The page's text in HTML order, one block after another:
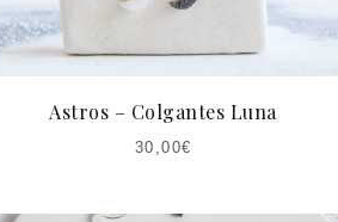
Astros – Colgantes Luna
30,00€